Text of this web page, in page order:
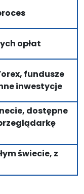
opłat
fundusze
inwestycje
dostępne
świecie, z